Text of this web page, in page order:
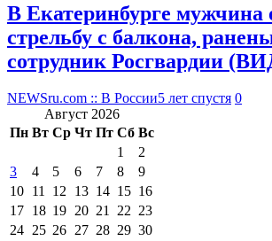
В Екатеринбурге мужчина
стрельбу с балкона,
сотрудник Росгвардии
NEWSru.com :: В России5 лет спустя 0
Август 2026
Пн Вт Ср Чт Пт Сб Вс
1
2
3
4 5 6 7 8
9
10 11 12 13 14 15 16
17 18 19 20 21 22 23
24 25 26 27 28 29 30